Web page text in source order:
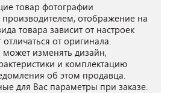
товар фотографии
производителем, отображение на
товара зависит от настроек
от оригинала.
изменять дизайн,
и комплектацию
об этом продавца.
для Вас параметры при заказе.